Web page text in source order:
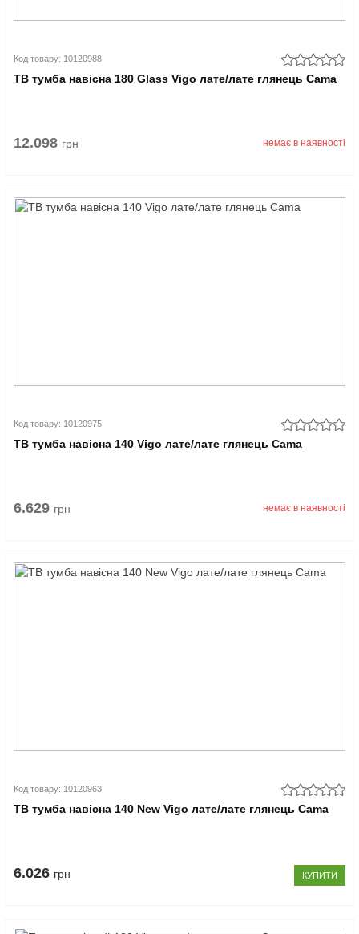
Код товару: 10120988
ТВ тумба навісна 180 Glass Vigo лате/лате глянець Cama
12.098 грн немає в наявності
Код товару: 10120975
ТВ тумба навісна 140 Vigo лате/лате глянець Cama
6.629 грн немає в наявності
Код товару: 10120963
ТВ тумба навісна 140 New Vigo лате/лате глянець Cama
6.026 грн КУПИТИ